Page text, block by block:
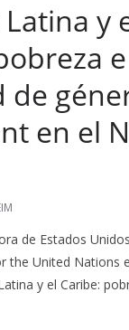
y
e
de
en el
de Estados
the United Nations
y el Caribe: